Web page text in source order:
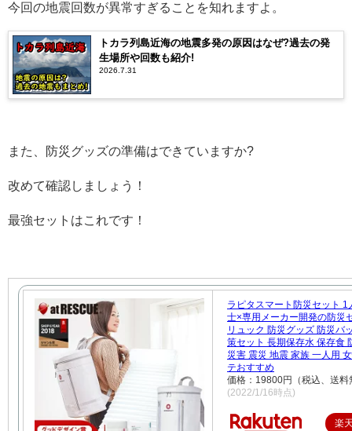
今回の地震回数が異常すぎることを知れますよ。
トカラ列島近海の地震多発の原因はなぜ?過去の発
生場所や回数も紹介!
2026.7.31
また、防災グッズの準備はできていますか?
改めて確認しましょう！
最強セットはこれです！
ラピタスマート防災セット 1
士×専用メーカー開発の防災
リュック 防災グッズ 防災バ
策セット 長期保存水 保存食
災害 震災 地震 家族 一人用
テおすすめ
価格：19800円（税込、送料
(2022/1/16時点)
楽